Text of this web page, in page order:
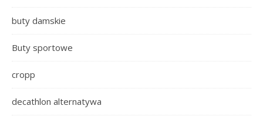
buty damskie
Buty sportowe
cropp
decathlon alternatywa